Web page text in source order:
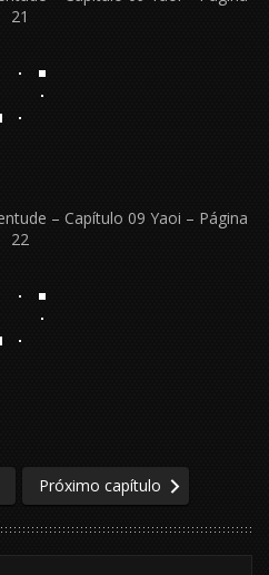
Próximo capítulo